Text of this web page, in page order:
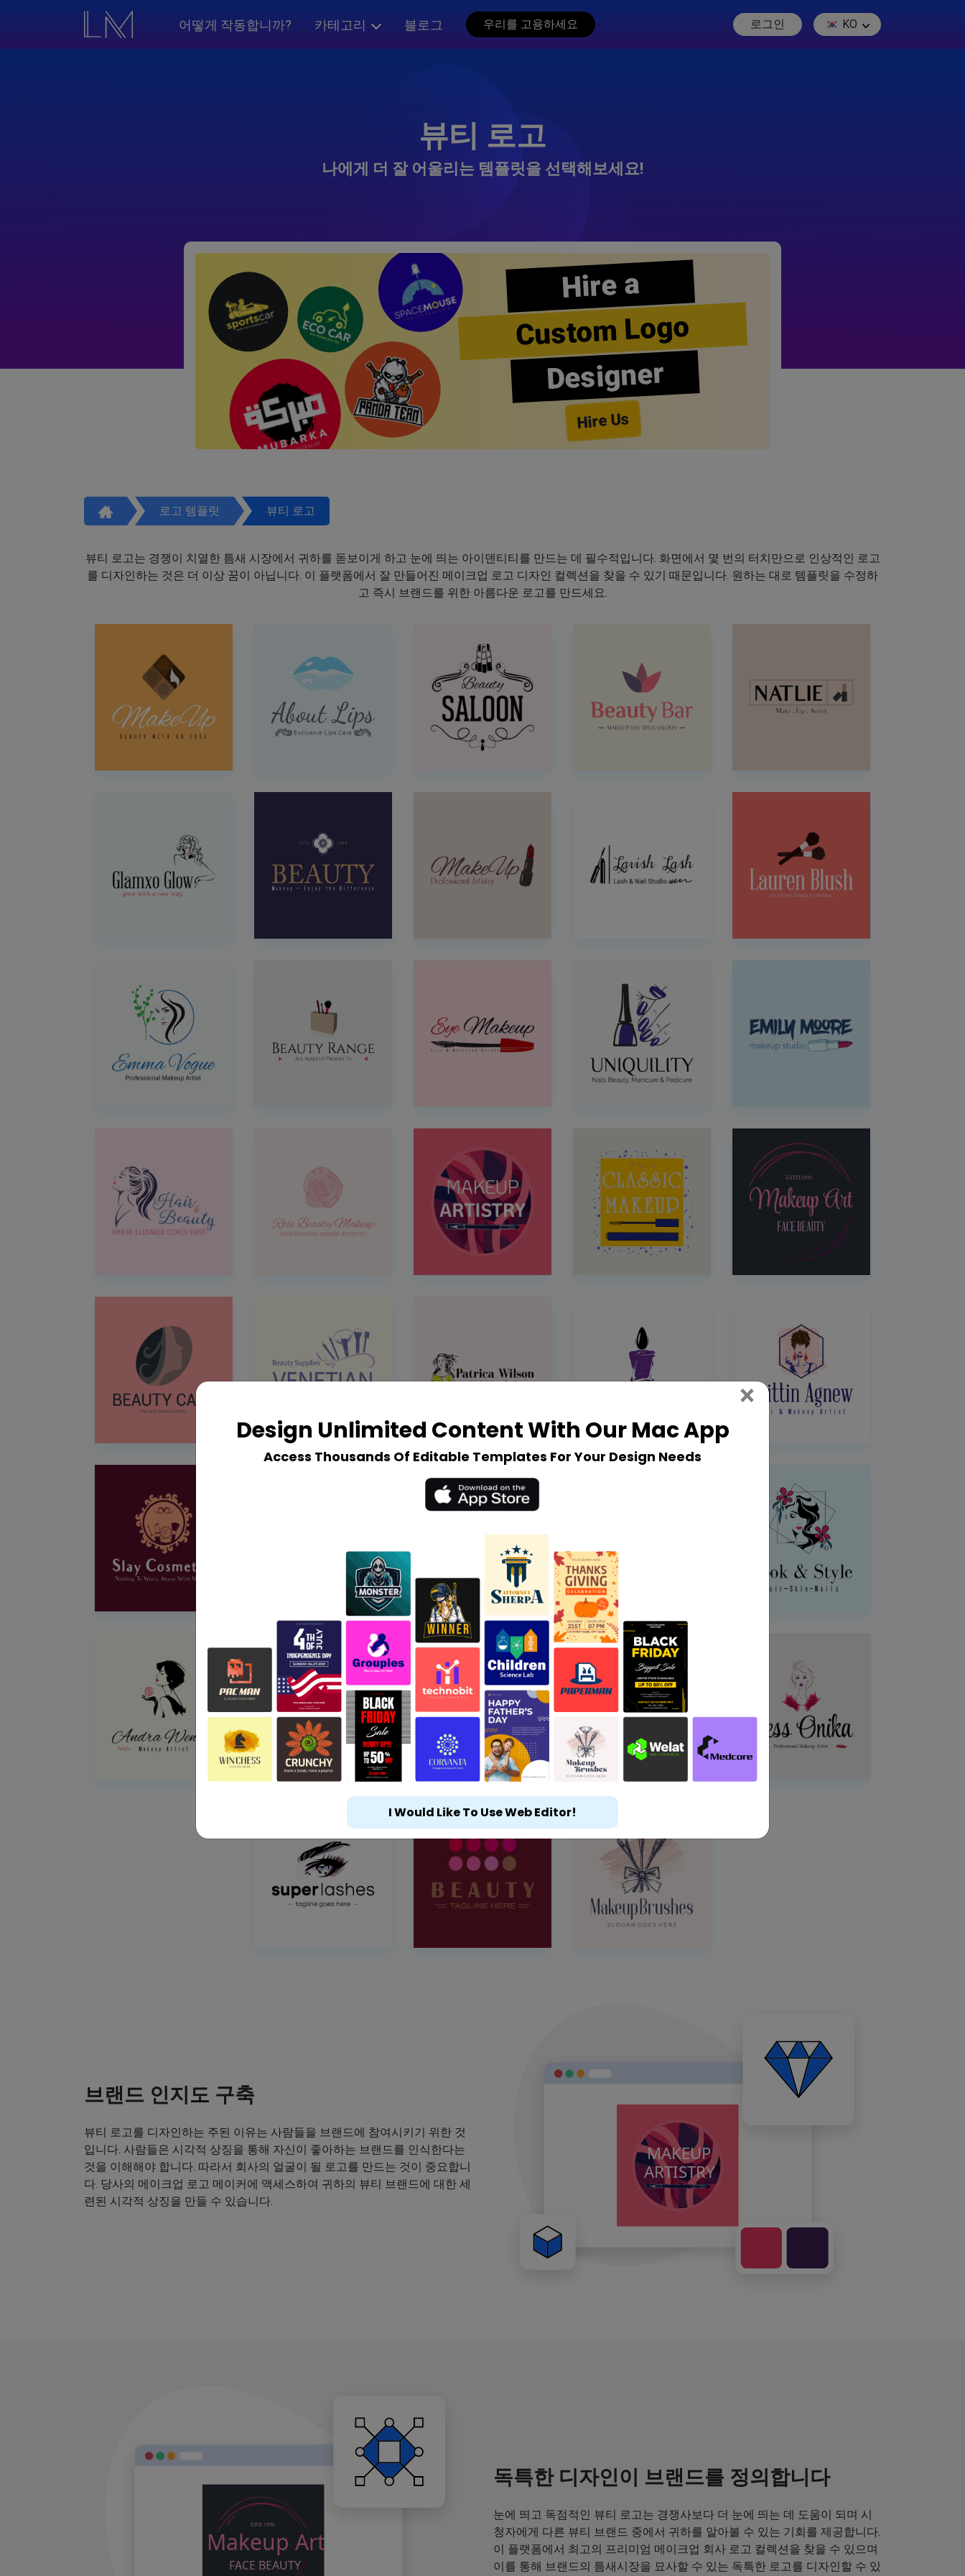
어떻게 작동합니까? 카테고리 블로그 우리를 고용하세요 로그인 KO
뷰티 로고
나에게 더 잘 어울리는 템플릿을 선택해보세요!
Hire a
Custom Logo
Designer
Hire Us
로고 템플릿 뷰티 로고
뷰티 로고는 경쟁이 치열한 틈새 시장에서 귀하를 돋보이게 하고 눈에 띄는 아이덴티티를 만드는 데 필수적입니다. 화면에서 몇 번의 터치만으로 인상적인 로고
를 디자인하는 것은 더 이상 꿈이 아닙니다. 이 플랫폼에서 잘 만들어진 메이크업 로고 디자인 컬렉션을 찾을 수 있기 때문입니다. 원하는 대로 템플릿을 수정하
고 즉시 브랜드를 위한 아름다운 로고를 만드세요.
브랜드 인지도 구축
뷰티 로고를 디자인하는 주된 이유는 사람들을 브랜드에 참여시키기 위한 것
입니다. 사람들은 시각적 상징을 통해 자신이 좋아하는 브랜드를 인식한다는
것을 이해해야 합니다. 따라서 회사의 얼굴이 될 로고를 만드는 것이 중요합니
다. 당사의 메이크업 로고 메이커에 액세스하여 귀하의 뷰티 브랜드에 대한 세
련된 시각적 상징을 만들 수 있습니다.
독특한 디자인이 브랜드를 정의합니다
눈에 띄고 독점적인 뷰티 로고는 경쟁사보다 더 눈에 띄는 데 도움이 되며 시
청자에게 다른 뷰티 브랜드 중에서 귀하를 알아볼 수 있는 기회를 제공합니다.
이 플랫폼에서 최고의 프리미엄 메이크업 회사 로고 컬렉션을 찾을 수 있으며
이를 통해 브랜드의 틈새시장을 묘사할 수 있는 독특한 로고를 디자인할 수 있
Design Unlimited Content With Our Mac App
Access Thousands Of Editable Templates For Your Design Needs
× Close
I Would Like To Use Web Editor!